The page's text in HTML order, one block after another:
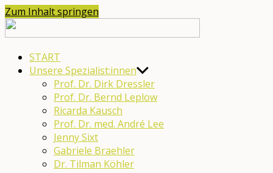
Zum Inhalt springen
START
Unsere Spezialist:innen
Prof. Dr. Dirk Dressler
Prof. Dr. Bernd Leplow
Ricarda Kausch
Prof. Dr. med. André Lee
Jenny Sixt
Gabriele Braehler
Dr. Tilman Köhler